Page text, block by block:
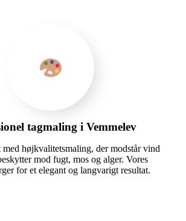
tagmaling i Vemmelev
med højkvalitetsmaling, der modstår vind
mod fugt, mos og alger. Vores
for et elegant og langvarigt resultat.